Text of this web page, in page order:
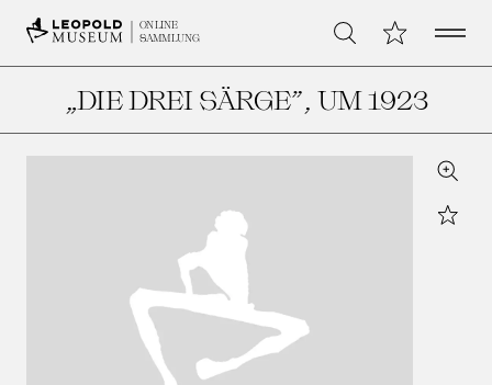
ONLINE
SAMMLUNG
Suche Meine Open
„DIE DREI SÄRGE”, UM 1923
Zoom
Star